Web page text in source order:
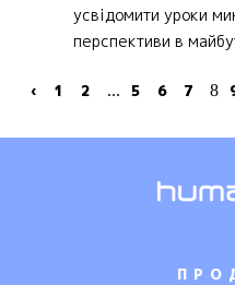
усвідомити уроки
перспективи в
‹ 1 2 ... 5 6 7 8